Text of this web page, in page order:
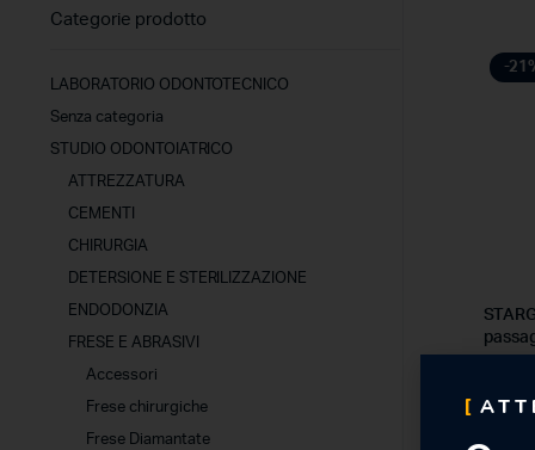
-
55,64
Categorie prodotto
LABORATORIO ODONTOTECNICO
Senza categoria
STUDIO ODONTOIATRICO
ATTREZZATURA
CEMENTI
CHIRURGIA
DETERSIONE E STERILIZZAZIONE
ENDODONZIA
FRESE E ABRASIVI
Accessori
Frese chirurgiche
Frese Diamantate